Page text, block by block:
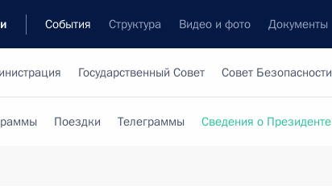
События Структура Видео и фото Документы
Государственный Совет Совет Безопасности
Поездки Телеграммы Сведения о Президенте